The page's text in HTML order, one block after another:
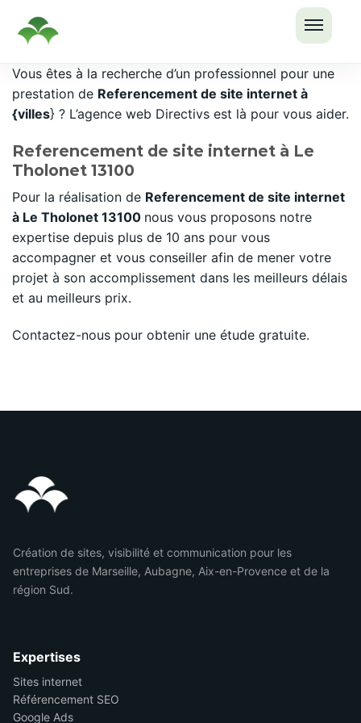
LE
MENU
Passer
au
contenu
Vous êtes à la recherche d’un professionnel pour une
prestation de Referencement de site internet à
{villes} ? L’agence web Directivs est là pour vous aider.
Referencement de site internet à Le
Tholonet 13100
Pour la réalisation de Referencement de site internet
à Le Tholonet 13100 nous vous proposons notre
expertise depuis plus de 10 ans pour vous
accompagner et vous conseiller afin de mener votre
projet à son accomplissement dans les meilleurs délais
et au meilleurs prix.
Contactez-nous pour obtenir une étude gratuite.
Création de sites, visibilité et communication pour les
entreprises de Marseille, Aubagne, Aix-en-Provence et de la
région Sud.
Expertises
Sites internet
Référencement SEO
Google Ads